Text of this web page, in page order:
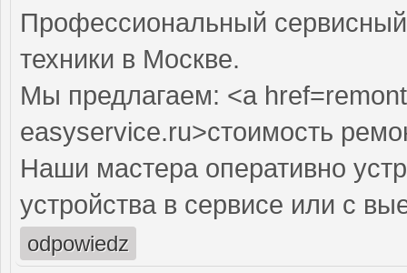
Профессиональный
техники в Москве.
Мы предлагаем: <a
easyservice.ru>стоимость
Наши мастера оперативно
устройства в сервисе или с
odpowiedz